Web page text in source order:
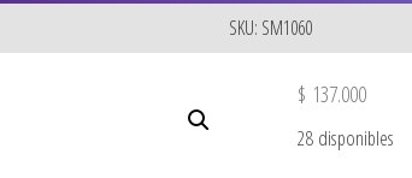
SKU: SM1060
$ 137.000
28 disponibles